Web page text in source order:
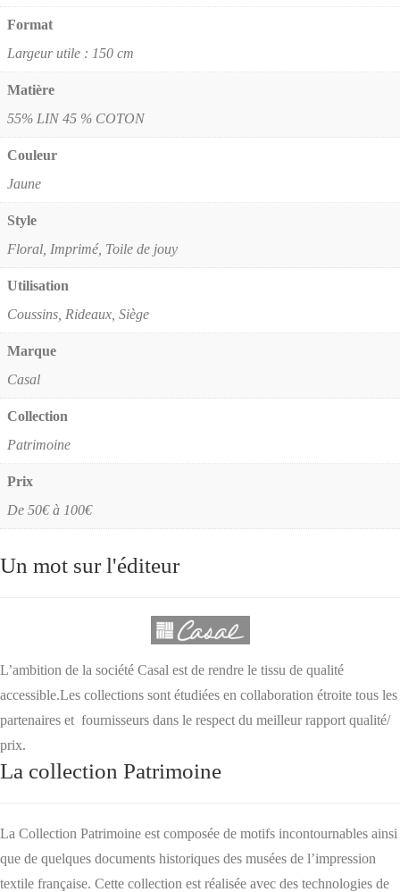
Format
Largeur utile : 150 cm
Matière
55% LIN 45 % COTON
Couleur
Jaune
Style
Floral, Imprimé, Toile de jouy
Utilisation
Coussins, Rideaux, Siège
Marque
Casal
Collection
Patrimoine
Prix
De 50€ à 100€
Un mot sur l'éditeur
L’ambition de la société Casal est de rendre le tissu de qualité
accessible.Les collections sont étudiées en collaboration étroite tous les
partenaires et fournisseurs dans le respect du meilleur rapport qualité/
prix.
La collection Patrimoine
La Collection Patrimoine est composée de motifs incontournables ainsi
que de quelques documents historiques des musées de l’impression
textile française. Cette collection est réalisée avec des technologies de